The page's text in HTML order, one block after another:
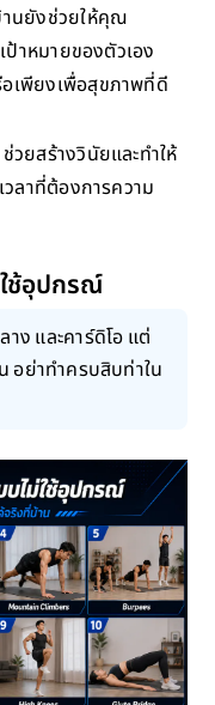
นยังช่วยให้คุณ
ป้าหมายของตัวเอง
อเพียงเพื่อสุขภาพที่ดี
ยสร้างวินัยและทำให้
ลาที่ต้องการความ
ช้อุปกรณ์
ง และคาร์ดิโอ แต่
อย่าทำครบสิบท่าใน